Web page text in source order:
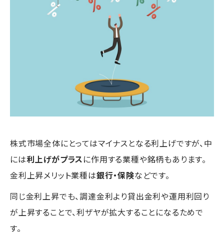
株式市場全体にとってはマイナスとなる利上げですが、中
には利上げがプラスに作用する業種や銘柄もあります。
金利上昇メリット業種は銀行・保険などです。
同じ金利上昇でも、調達金利より貸出金利や運用利回り
が上昇することで、利ザヤが拡大することになるためで
す。